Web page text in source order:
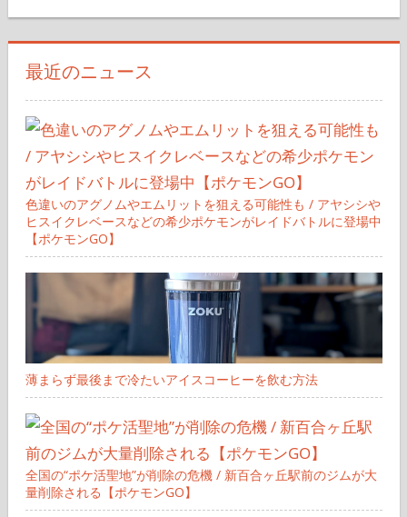
対
象:
最近のニュース
色違いのアグノムやエムリットを狙える可能性も / アヤシシや
ヒスイクレベースなどの希少ポケモンがレイドバトルに登場中
【ポケモンGO】
薄まらず最後まで冷たいアイスコーヒーを飲む方法
全国の“ポケ活聖地”が削除の危機 / 新百合ヶ丘駅前のジムが大
量削除される【ポケモンGO】